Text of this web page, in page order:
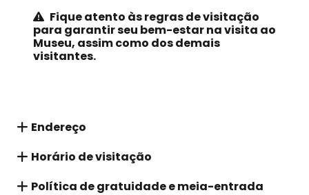
Fique atento às regras de visitação
para garantir seu bem-estar na visita ao
Museu, assim como dos demais
visitantes.
Endereço
Horário de visitação
Política de gratuidade e meia-entrada